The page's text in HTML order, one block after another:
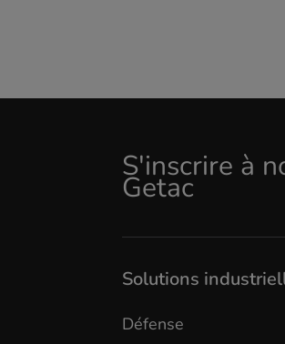
S'inscrire à
Getac
Solutions
Défense